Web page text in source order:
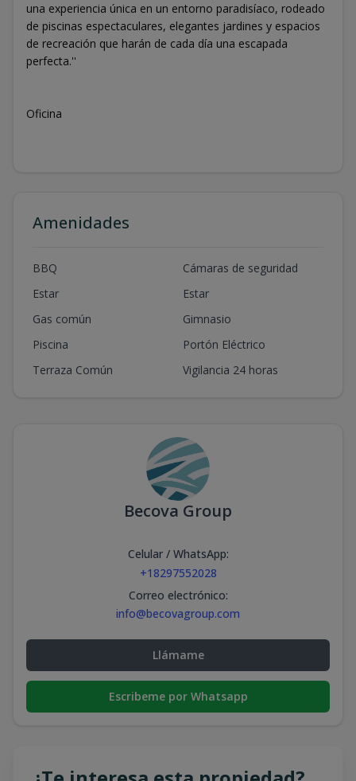
una experiencia única en un entorno paradisíaco, rodeado
de piscinas espectaculares, elegantes jardines y espacios
de recreación que harán de cada día una escapada
perfecta.''
Oficina
Amenidades
BBQ
Cámaras de seguridad
Estar
Estar
Gas común
Gimnasio
Piscina
Portón Eléctrico
Terraza Común
Vigilancia 24 horas
Becova Group
Celular / WhatsApp:
+18297552028
Correo electrónico:
info@becovagroup.com
Llámame
Escribeme por Whatsapp